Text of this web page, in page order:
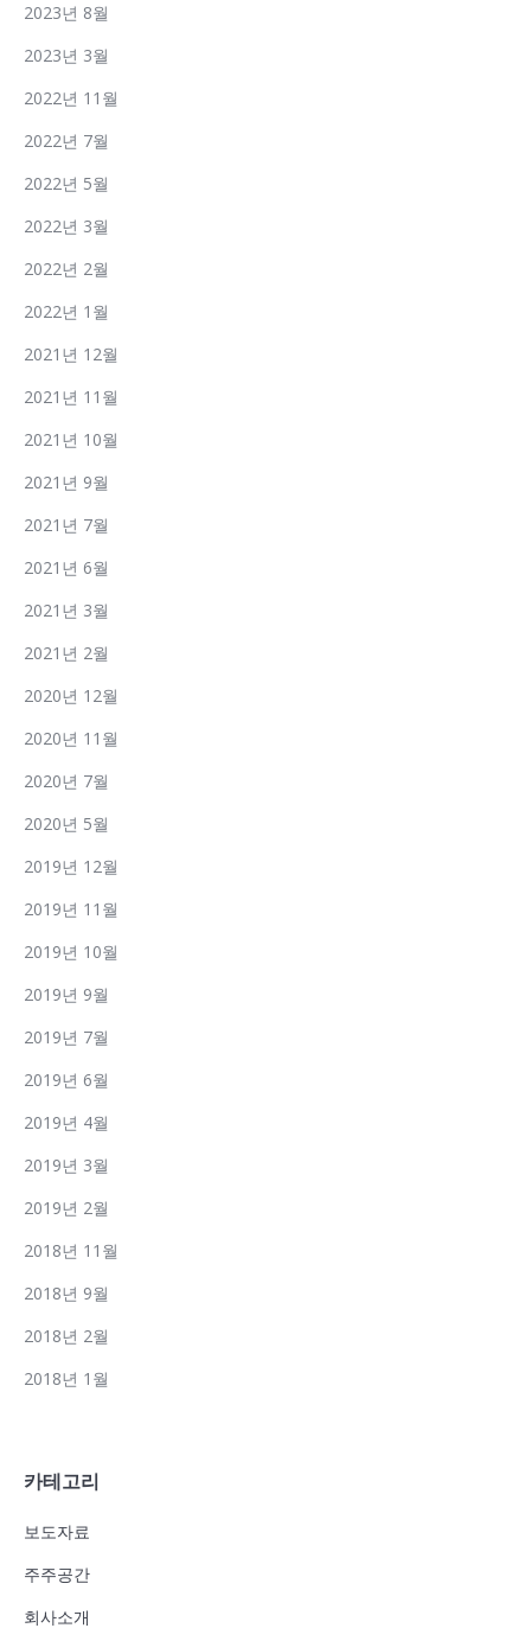
2023년 8월
2023년 3월
2022년 11월
2022년 7월
2022년 5월
2022년 3월
2022년 2월
2022년 1월
2021년 12월
2021년 11월
2021년 10월
2021년 9월
2021년 7월
2021년 6월
2021년 3월
2021년 2월
2020년 12월
2020년 11월
2020년 7월
2020년 5월
2019년 12월
2019년 11월
2019년 10월
2019년 9월
2019년 7월
2019년 6월
2019년 4월
2019년 3월
2019년 2월
2018년 11월
2018년 9월
2018년 2월
2018년 1월
카테고리
보도자료
주주공간
회사소개